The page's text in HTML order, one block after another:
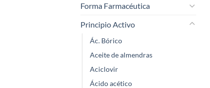
Forma Farmacéutica
Principio Activo
Ác. Bórico
Aceite de almendras
Aciclovir
Ácido acético